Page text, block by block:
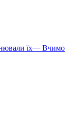
їх— Вчимо